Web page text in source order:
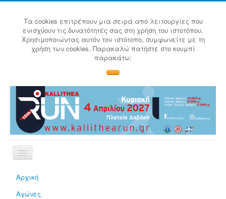
Τα cookies επιτρέπουν μια σειρά από λειτουργίες που
ενισχύουν τις δυνατότητές σας στη χρήση του ιστοτόπου.
Χρησιμοποιώντας αυτόν τον ιστότοπο, συμφωνείτε με τη
χρήση των cookies. Παρακαλώ πατήστε στο κουμπί
παρακάτω:
Αρχική
Αγώνες